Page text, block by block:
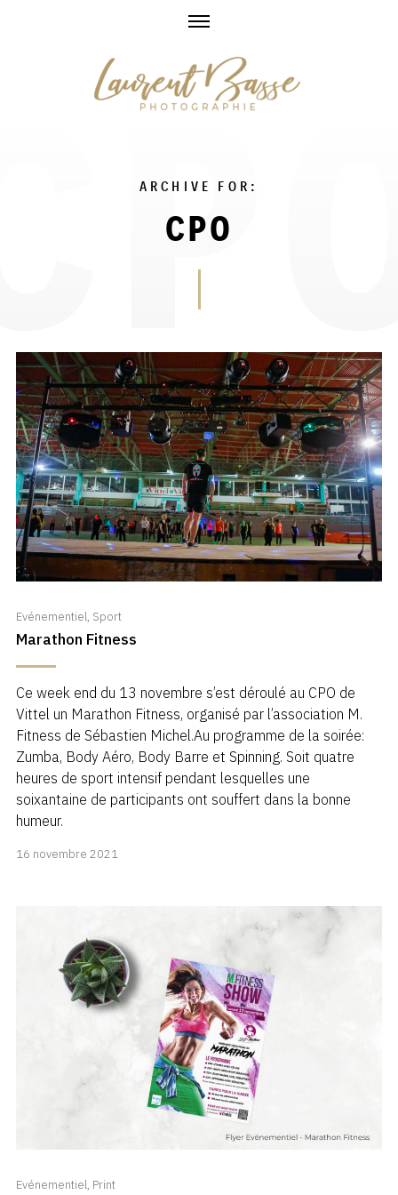
ARCHIVE FOR:
CPO
Evénementiel, Sport
Marathon Fitness
Ce week end du 13 novembre s’est déroulé au CPO de
Vittel un Marathon Fitness, organisé par l’association M.
Fitness de Sébastien Michel.Au programme de la soirée:
Zumba, Body Aéro, Body Barre et Spinning. Soit quatre
heures de sport intensif pendant lesquelles une
soixantaine de participants ont souffert dans la bonne
humeur.
16 novembre 2021novembre
Evénementiel, Print